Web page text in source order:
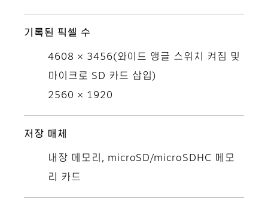
기록된 픽셀 수
4608 × 3456(와이드 앵글 스위치 켜짐 및
마이크로 SD 카드 삽입)
2560 × 1920
저장 매체
내장 메모리, microSD/microSDHC 메모
리 카드